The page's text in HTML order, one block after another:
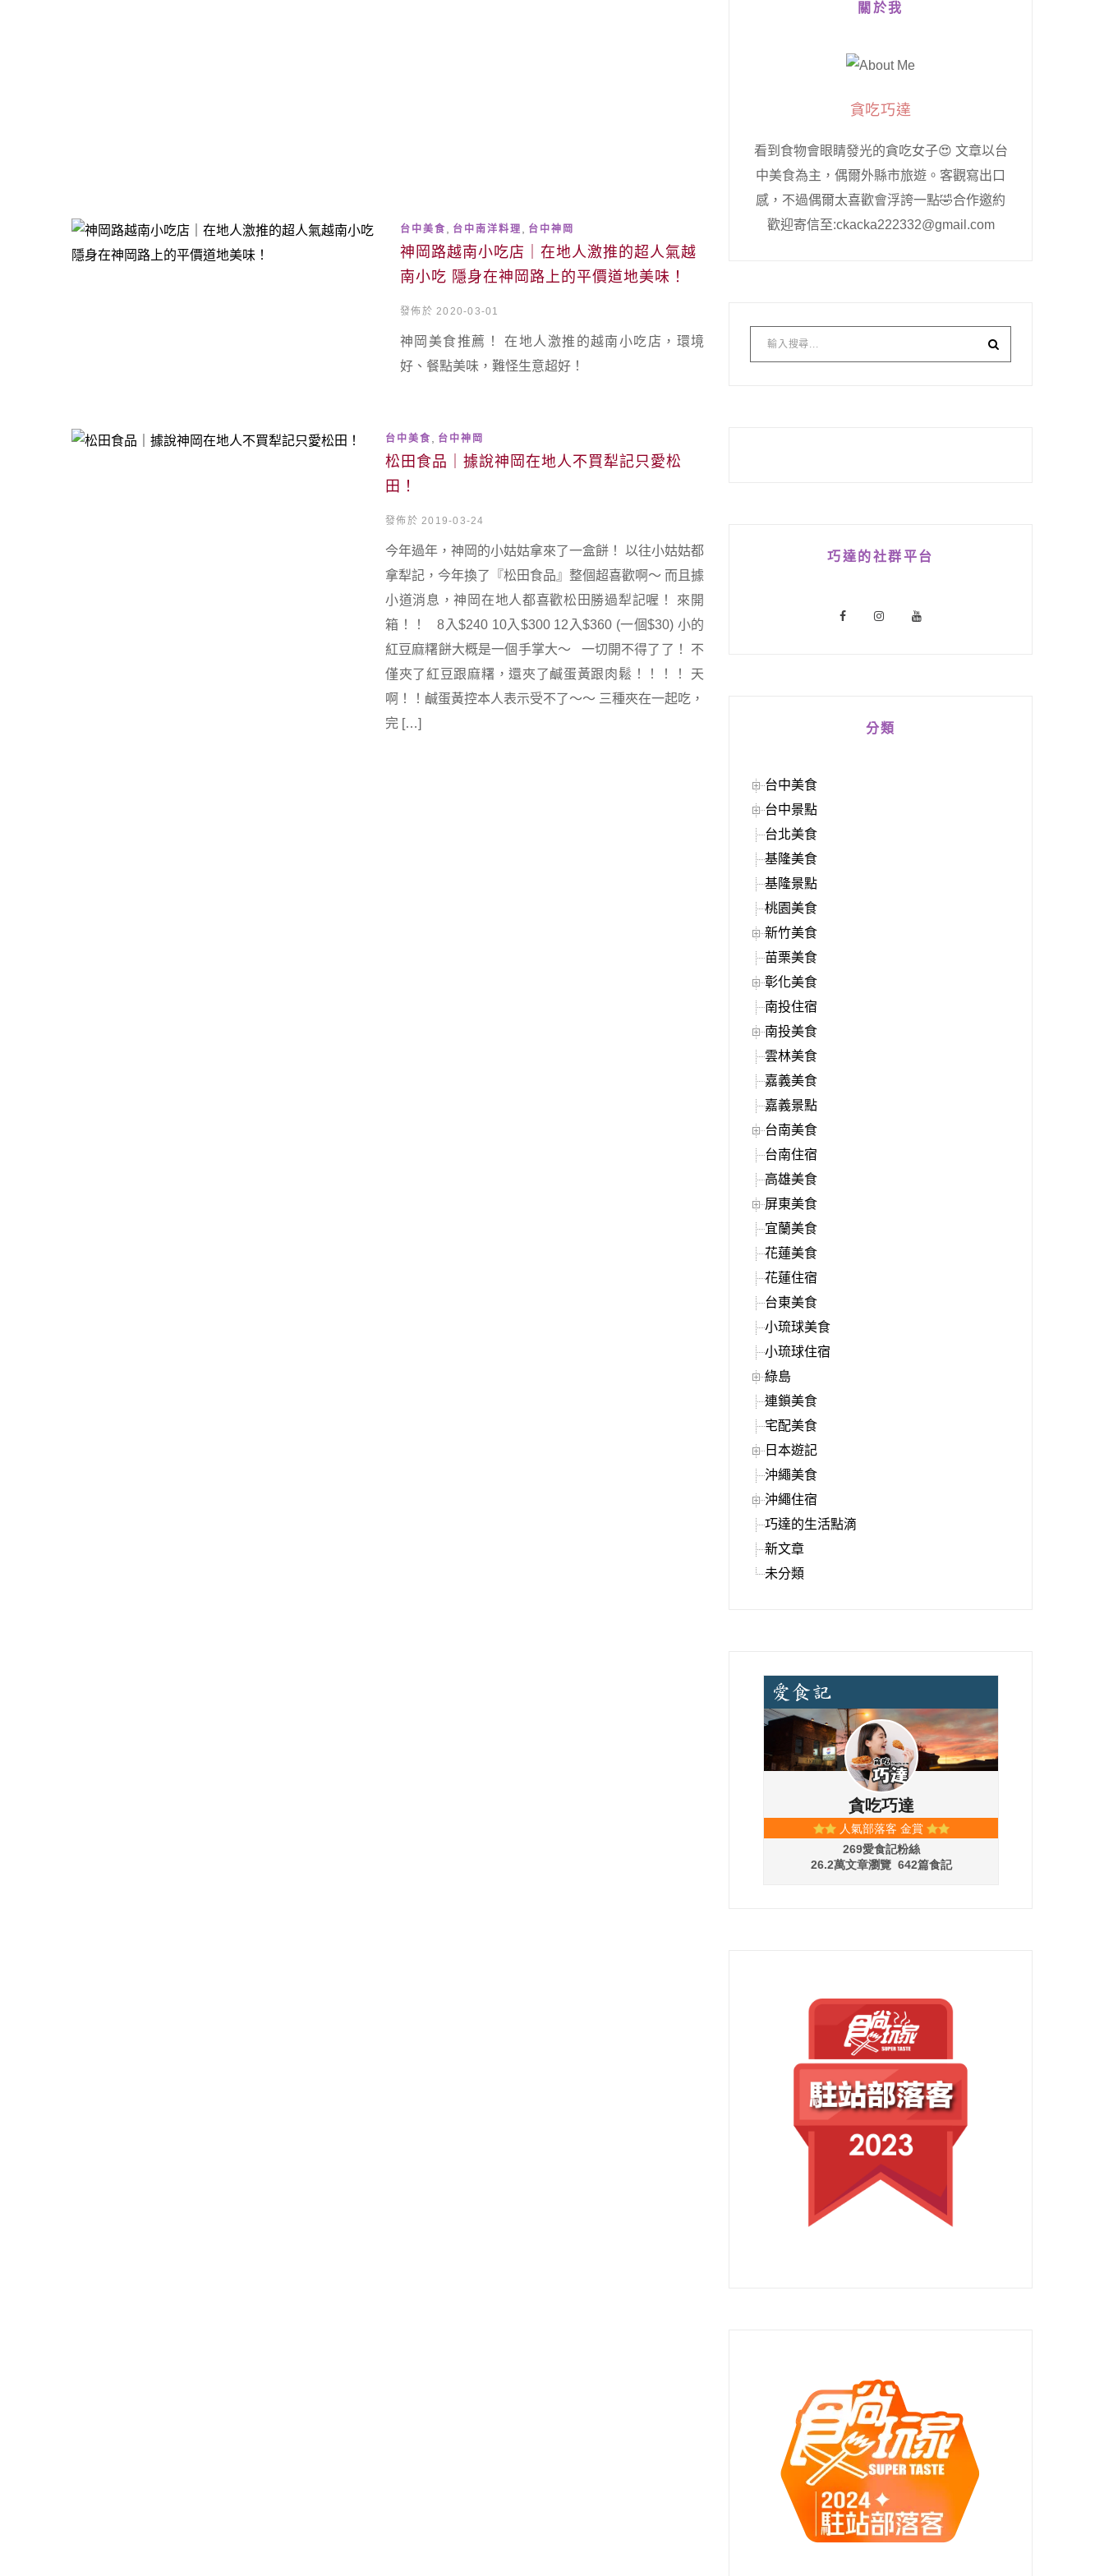
台中美食 台中南洋料理 台中神岡
神岡路越南小吃店｜在地人激推的超人氣越
南小吃 隱身在神岡路上的平價道地美味！
發佈於 2020-03-01
神岡美食推薦！ 在地人激推的越南小吃店，環境
好、餐點美味，難怪生意超好！
台中美食 台中神岡
松田食品｜據說神岡在地人不買犁記只愛松
田！
發佈於 2019-03-24
今年過年，神岡的小姑姑拿來了一盒餅！ 以往小姑姑都
拿犁記，今年換了『松田食品』整個超喜歡啊～ 而且據
小道消息，神岡在地人都喜歡松田勝過犁記喔！ 來開
箱！！ 8入$240 10入$300 12入$360 (一個$30) 小的
紅豆麻糬餅大概是一個手掌大～ 一切開不得了了！ 不
僅夾了紅豆跟麻糬，還夾了鹹蛋黃跟肉鬆！！！！ 天
啊！！鹹蛋黃控本人表示受不了～～ 三種夾在一起吃，
完 […]
關於我
貪吃巧達
看到食物會眼睛發光的貪吃女子😍 文章以台
中美食為主，偶爾外縣市旅遊。客觀寫出口
感，不過偶爾太喜歡會浮誇一點🤣合作邀約
歡迎寄信至:ckacka222332@gmail.com
巧達的社群平台
分類
台中美食
台中景點
台北美食
基隆美食
基隆景點
桃園美食
新竹美食
苗栗美食
彰化美食
南投住宿
南投美食
雲林美食
嘉義美食
嘉義景點
台南美食
台南住宿
高雄美食
屏東美食
宜蘭美食
花蓮美食
花蓮住宿
台東美食
小琉球美食
小琉球住宿
綠島
連鎖美食
宅配美食
日本遊記
沖繩美食
沖繩住宿
巧達的生活點滴
新文章
未分類